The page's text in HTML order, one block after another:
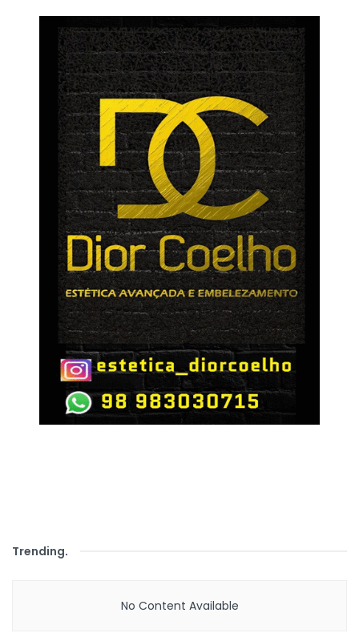
Trending.
No Content Available